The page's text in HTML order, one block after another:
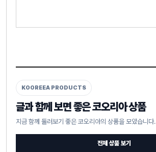
KOOREEA PRODUCTS
글과 함께 보면 좋은 코오리아 상품
지금 함께 둘러보기 좋은 코오리아의 상품을 모았습니다.
전체 상품 보기